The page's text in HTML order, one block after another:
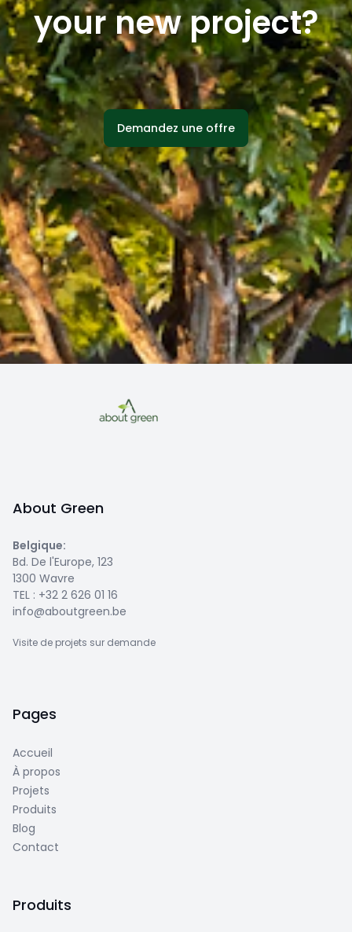
your new project?
Demandez une offre
About Green
Belgique:
Bd. De l'Europe, 123
1300 Wavre
TEL : +32 2 626 01 16
info@aboutgreen.be
Visite de projets sur demande
Pages
Accueil
À propos
Projets
Produits
Blog
Contact
Produits